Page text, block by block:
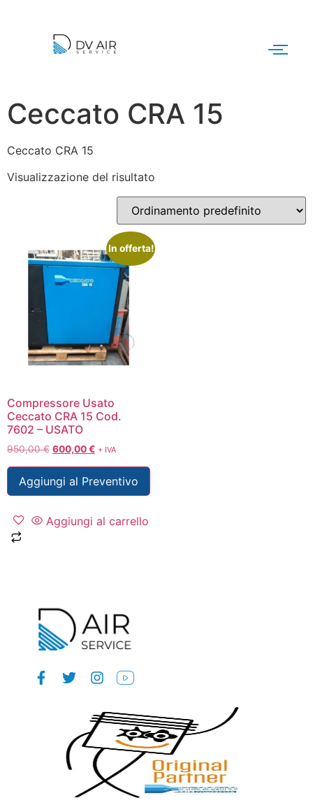
Ceccato CRA 15
Ceccato CRA 15
Visualizzazione del risultato
In offerta!
Compressore Usato
Ceccato CRA 15 Cod.
7602 – USATO
950,00€ 600,00€ + IVA
Aggiungi al Preventivo
Aggiungi al carrello